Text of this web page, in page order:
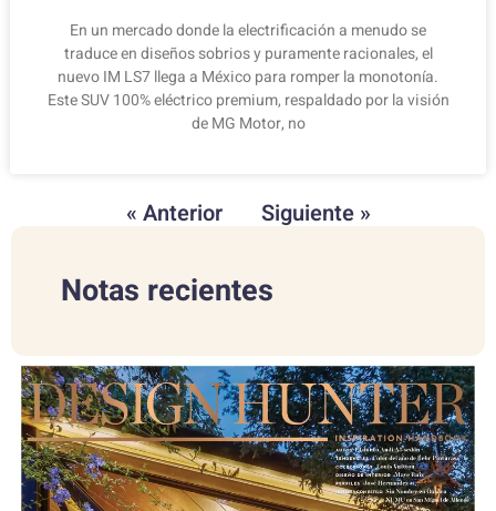
En un mercado donde la electrificación a menudo se
traduce en diseños sobrios y puramente racionales, el
nuevo IM LS7 llega a México para romper la monotonía.
Este SUV 100% eléctrico premium, respaldado por la visión
de MG Motor, no
« Anterior Siguiente »
Notas recientes